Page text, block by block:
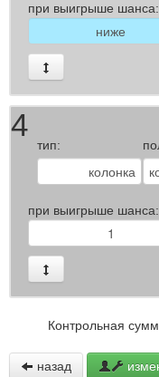
при выигрыше шанса:
4
тип:
при выигрыше шанса:
Контрольная
назад